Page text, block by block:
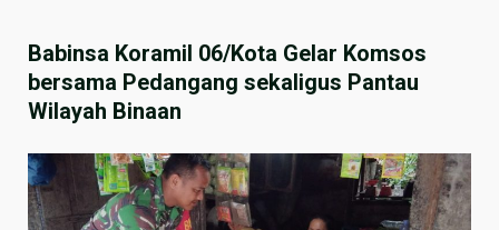
Babinsa Koramil 06/Kota Gelar Komsos
bersama Pedangang sekaligus Pantau
Wilayah Binaan